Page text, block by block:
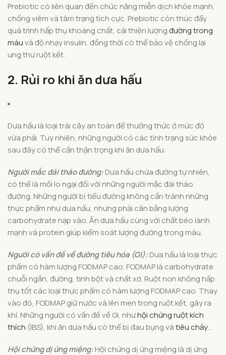
Prebiotic có liên quan đến chức năng miễn dịch khỏe mạnh,
chống viêm và tâm trạng tích cực. Prebiotic còn thúc đẩy
quá trình hấp thụ khoáng chất, cải thiện lượngđường trong
máuvà độ nhạy insulin, đồng thời có thể bảo vệ chống lại
ung thư ruột kết.
2. Rủi ro khi ăn dưa hấu
Dưa hấu là loại trái cây an toàn để thưởng thức ở mức độ
vừa phải. Tuy nhiên, những người có các tình trạng sức khỏe
sau đây có thể cần thận trọng khi ăn dưa hấu:
Người mắc đái tháo đường:Dưa hấu chứa đường tự nhiên,
có thể là mối lo ngại đối với những người mắc đái tháo
đường. Những người bị tiểu đường không cần tránh những
thực phẩm như dưa hấu, nhưng phải cân bằng lượng
carbohydrate nạp vào. Ăn dưa hấu cùng với chất béo lành
mạnh và protein giúp kiểm soát lượng đường trong máu.
Người có vấn đề về đường tiêu hóa (GI):Dưa hấu là loại thực
phẩm có hàm lượng FODMAP cao. FODMAP là carbohydrate
chuỗi ngắn, đường, tinh bột và chất xơ. Ruột non không hấp
thụ tốt các loại thực phẩm có hàm lượng FODMAP cao. Thay
vào đó, FODMAP giữ nước và lên men trong ruột kết, gây ra
khí. Những người có vấn đề về GI, nhưhội chứng ruột kích
thích (IBS), khi ăn dưa hấu có thể bị đau bụng vàtiêu chảy…
Hội chứng dị ứng miệng:Hội chứng dị ứng miệng là dị ứng